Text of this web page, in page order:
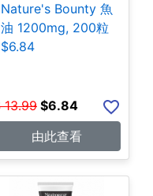
Nature's Bounty 魚
油 1200mg, 200粒
$6.84
13.99 $6.84
由此查看